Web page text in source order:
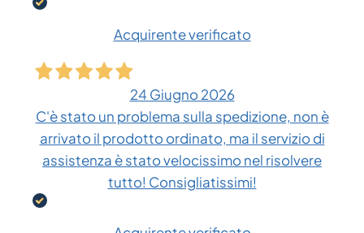
Acquirente verificato
24 Giugno 2026
C'è stato un problema sulla spedizione, non è
arrivato il prodotto ordinato, ma il servizio di
assistenza è stato velocissimo nel risolvere
tutto! Consigliatissimi!